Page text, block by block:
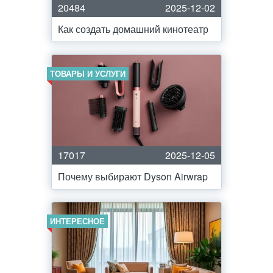
20484
2025-12-02
Как создать домашний кинотеатр
ТОВАРЫ И УСЛУГИ
17017
2025-12-05
Почему выбирают Dyson Airwrap
ИНТЕРЕСНОЕ